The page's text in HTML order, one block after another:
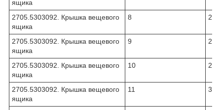
ящика
2705.5303092. Крышка вещевого
ящика
8
2705.5303092. Крышка вещевого
ящика
9
2705.5303092. Крышка вещевого
ящика
10
2705.5303092. Крышка вещевого
ящика
11